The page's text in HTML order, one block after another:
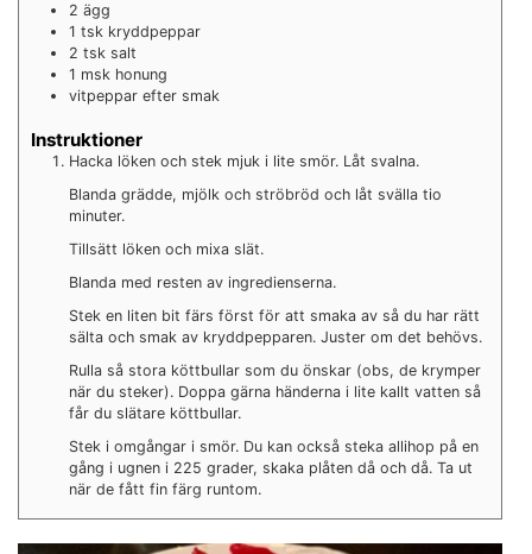
2 ägg
1 tsk kryddpeppar
2 tsk salt
1 msk honung
vitpeppar efter smak
Instruktioner
Hacka löken och stek mjuk i lite smör. Låt svalna.
Blanda grädde, mjölk och ströbröd och låt svälla tio
minuter.
Tillsätt löken och mixa slät.
Blanda med resten av ingredienserna.
Stek en liten bit färs först för att smaka av så du har rätt
sälta och smak av kryddpepparen. Juster om det behövs.
Rulla så stora köttbullar som du önskar (obs, de krymper
när du steker). Doppa gärna händerna i lite kallt vatten så
får du slätare köttbullar.
Stek i omgångar i smör. Du kan också steka allihop på en
gång i ugnen i 225 grader, skaka plåten då och då. Ta ut
när de fått fin färg runtom.